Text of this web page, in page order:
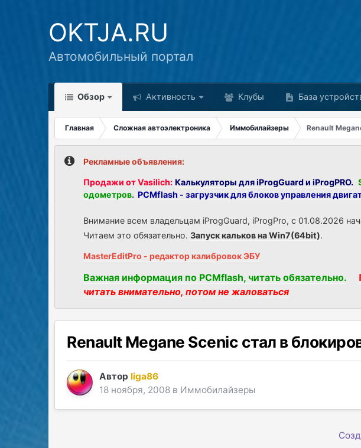
OKTJA.RU
Автомобильный портал
Обзор Активность Клубы База
Главная Сложная автоэлектроника Иммобилайзеры Renault
Рекламные объявления:
Продажи от Vasilich: Калькуляторы для iProgGuard и iProgPRO.
одометров. PCMflash - загрузчик для блоков управления
Внимание всем владельцам iProgGuard, iProgPro, с 01.08.2026
Читаем это обязательно.Запуск кальков на Win7(64bit).
MasterEditPro - редактор калибровок ЭБУ
Важная информация по PCMflash, читать обязательно.
читать внимательно, потом не жаловаться
Renault Megane Scenic стал в
Автор liga86
18 ноября, 2008 в Иммобилайзеры